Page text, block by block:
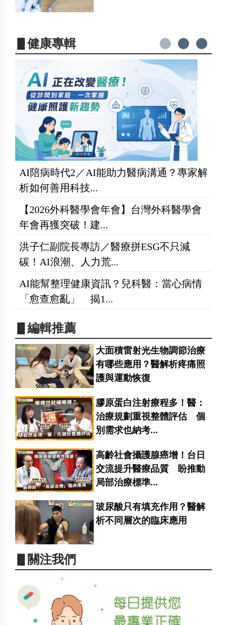
▋健康專輯
AI陪病時代2／AI能助力醫病溝通？專家解
析如何善用科技...
【2026外科醫學會年會】台灣外科醫學會
年會再獲突破！建...
洪子仁副院長專訪／醫療拼ESG不只減
碳！AI浪潮、人力荒...
AI能幫整理健康資訊？兒科醫：當心病情
「愈查愈亂」 揭1...
▋編輯推薦
大面積雷射光生物調節治療
有哪些應用？醫解析疼痛照
護與運動恢復
膠原蛋白注射療程多！醫：
治療規劃重視整體評估 個
別需求也納考...
高齡社會攝護腺癌增！台日
交流提升醫療品質 盼推動
局部治療標準...
玻尿酸只有填充作用？醫解
析不同層次的臨床應用
▋關注我們